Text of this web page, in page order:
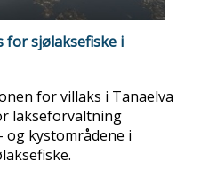
for sjølaksefiske i
for villaks i Tanaelva
lakseforvaltning
kystområdene i